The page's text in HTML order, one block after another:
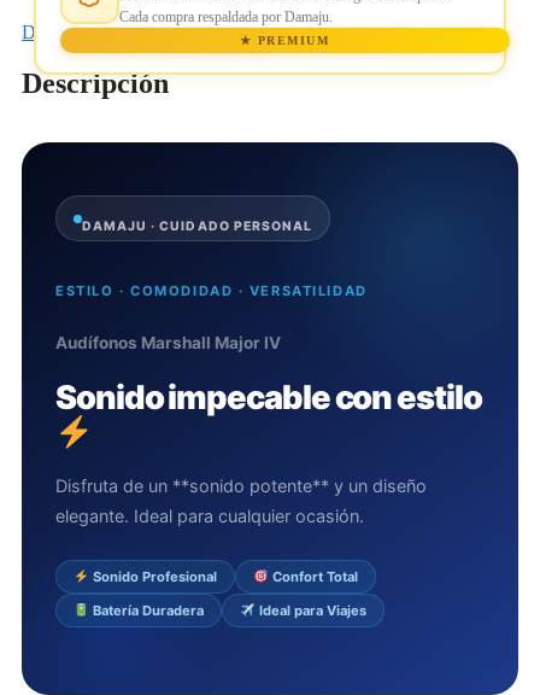
Cada compra respaldada por Damaju.
★ PREMIUM
Descripción
Descripción
DAMAJU · CUIDADO PERSONAL
ESTILO · COMODIDAD · VERSATILIDAD
Audífonos Marshall Major IV
Sonido impecable con estilo
Disfruta de un **sonido potente** y un diseño
elegante. Ideal para cualquier ocasión.
Sonido Profesional
Confort Total
Batería Duradera
Ideal para Viajes